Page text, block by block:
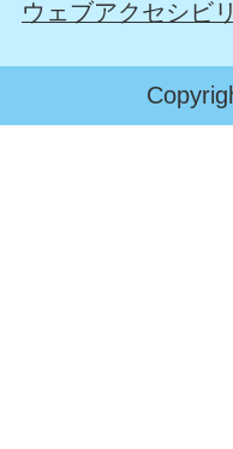
ウェブアクセシビ